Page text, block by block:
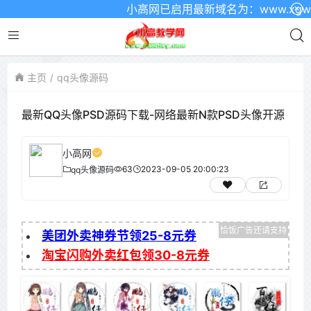
小高网已启用最新域名为：
主页 qq头像源码
最新QQ头像PSD源码下载-网络最新N款PSD头像开源
小高网
qq头像源码 63 2023-09-05 20:00:23
美团外卖神券节领25-8元券
淘宝闪购外卖红包领30-8元券